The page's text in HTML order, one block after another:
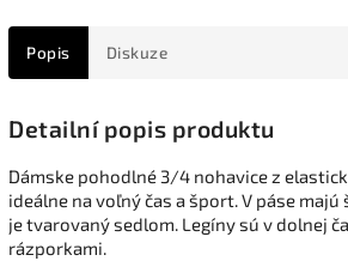
Popis Diskuze
Detailní popis produktu
Dámske pohodlné 3/4 nohavice z
ideálne na voľný čas a šport. V páse
je tvarovaný sedlom. Legíny sú v dolnej
rázporkami.